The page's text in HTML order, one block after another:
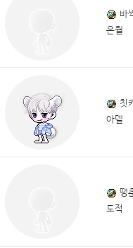
바
은월
칫
아델
땡
도적